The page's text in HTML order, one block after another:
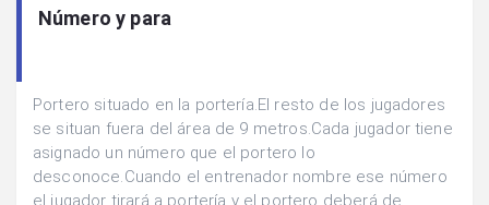
Número y para
Portero situado en la portería.El resto de los jugadores
se situan fuera del área de 9 metros.Cada jugador tiene
asignado un número que el portero lo
desconoce.Cuando el entrenador nombre ese número
el jugador tirará a portería y el portero deberá de